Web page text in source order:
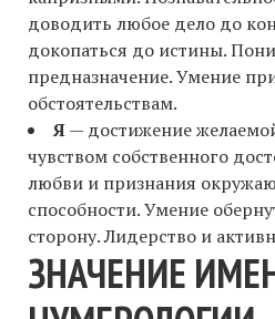
доводить любое дело до
докопаться до истины.
предназначение. Умение
обстоятельствам.
Я— достижение
чувством собственного
любви и признания
способности. Умение
сторону. Лидерство и
ЗНАЧЕНИЕ